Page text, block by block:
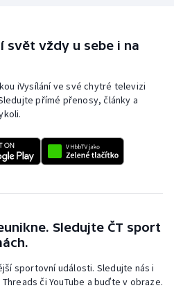
svět vždy u sebe i na
iVysílání ve své chytré televizi
přímé přenosy, články a
Sledujte ČT sport
sportovní události. Sledujte nás i
či YouTube a buďte v obraze.